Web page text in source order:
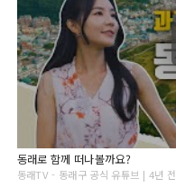
동래로 함께 떠나볼까요?
동래TV - 동래구 공식 유튜브 | 4년 전